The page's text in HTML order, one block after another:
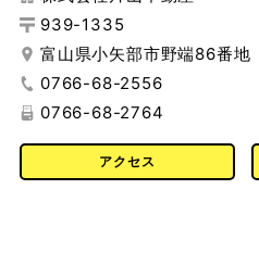
939-1335
富山県小矢部市野端86番地
0766-68-2556
0766-68-2764
アクセス